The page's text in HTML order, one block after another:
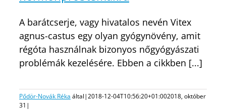
A barátcserje, vagy hivatalos nevén Vitex
agnus-castus egy olyan gyógynövény, amit
régóta használnak bizonyos nőgyógyászati
problémák kezelésére. Ebben a cikkben [...]
Pődör-Novák Réka által|2018-12-04T10:56:20+01:002018, október
31 |